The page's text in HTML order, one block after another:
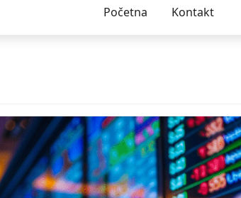
Početna Kontakt